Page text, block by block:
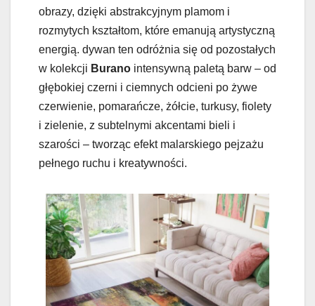
obrazy, dzięki abstrakcyjnym plamom i
rozmytych kształtom, które emanują artystyczną
energią. dywan ten odróżnia się od pozostałych
w kolekcji Burano intensywną paletą barw – od
głębokiej czerni i ciemnych odcieni po żywe
czerwienie, pomarańcze, żółcie, turkusy, fiolety
i zielenie, z subtelnymi akcentami bieli i
szarości – tworząc efekt malarskiego pejzażu
pełnego ruchu i kreatywności.